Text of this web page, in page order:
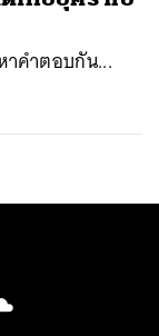
าคำตอบกัน...